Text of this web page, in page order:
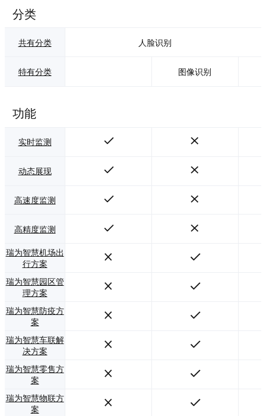
分类
共有分类 人脸识别
特有分类 图像识别
功能
实时监测
动态展现
高速度监测
高精度监测
瑞为智慧机场出
行方案
瑞为智慧园区管
理方案
瑞为智慧防疫方
案
瑞为智慧车联解
决方案
瑞为智慧零售方
案
瑞为智慧物联方
案